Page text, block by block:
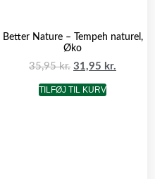
Better Nature – Tempeh naturel,
Øko
35,95kr. 31,95 kr.
TILFØJ TIL KURV